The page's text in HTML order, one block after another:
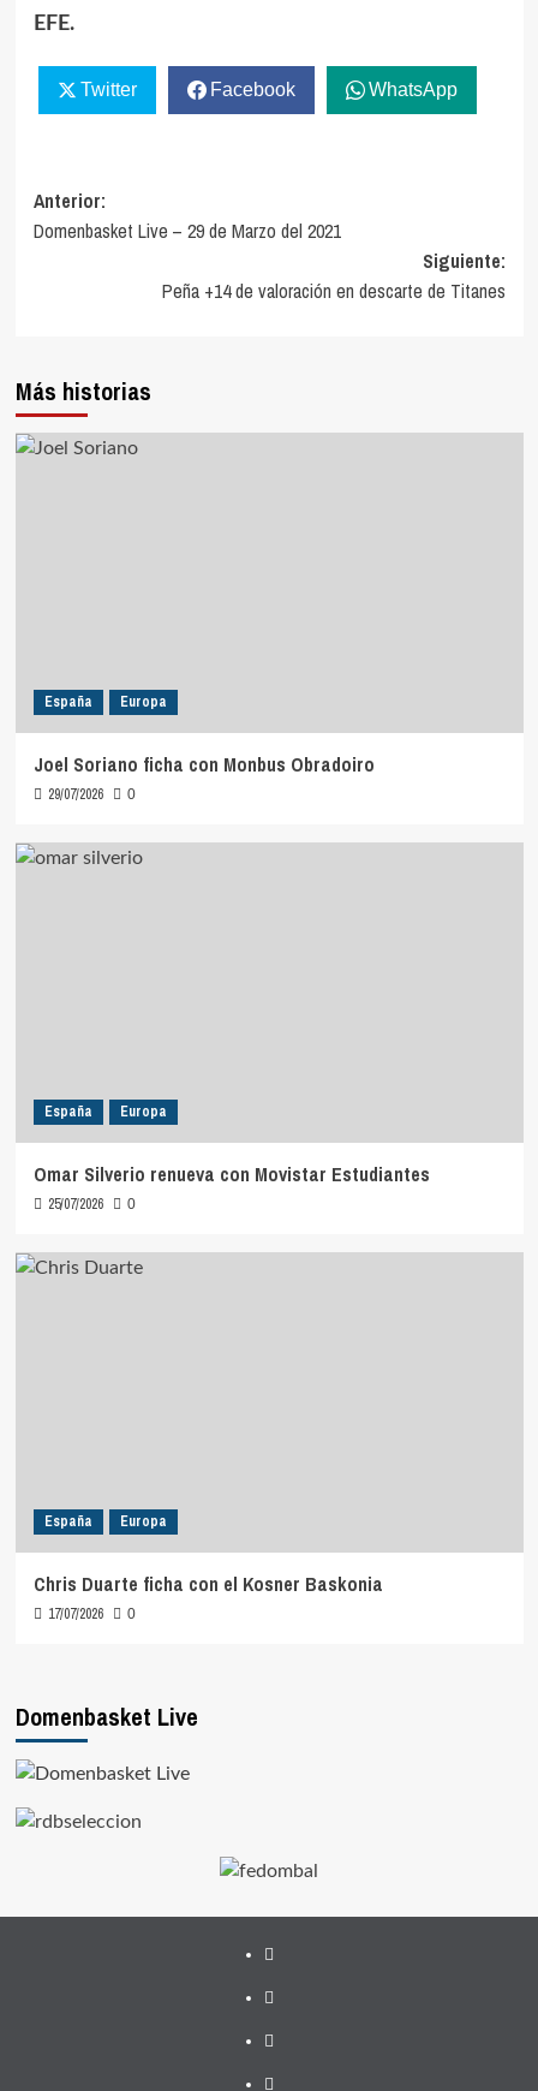
EFE.
Twitter Facebook WhatsApp
Navegación
de
Anterior:
Domenbasket Live – 29 de Marzo del 2021
Siguiente:
Peña +14 de valoración en descarte de Titanes
Más historias
España Europa
Joel Soriano ficha con Monbus Obradoiro
29/07/2026 0
España Europa
Omar Silverio renueva con Movistar Estudiantes
25/07/2026 0
España Europa
Chris Duarte ficha con el Kosner Baskonia
17/07/2026 0
Domenbasket Live
Facebook
Twitter
Instagram
Youtube